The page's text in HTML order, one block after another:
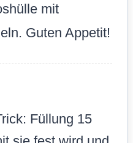
mit
Guten Appetit!
Füllung 15